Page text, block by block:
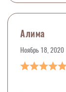
Алима
Ноябрь 18, 2020